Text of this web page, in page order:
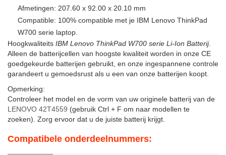
Afmetingen: 207.60 x 92.00 x 20.10 mm
Compatible: 100% compatible met je IBM Lenovo ThinkPad
W700 serie laptop.
Hoogkwaliteits IBM Lenovo ThinkPad W700 serie Li-Ion Batterij.
Alleen de batterijcellen van hoogste kwaliteit worden in onze CE
goedgekeurde batterijen gebruikt, en onze ingespannene controle
garandeert u gemoedsrust als u een van onze batterijen koopt.
Opmerking:
Controleer het model en de vorm van uw originele batterij van de
LENOVO 42T4559 (gebruik Ctrl + F om naar modellen te
zoeken). Zorg ervoor dat u de juiste batterij krijgt.
Compatibele onderdeelnummers: